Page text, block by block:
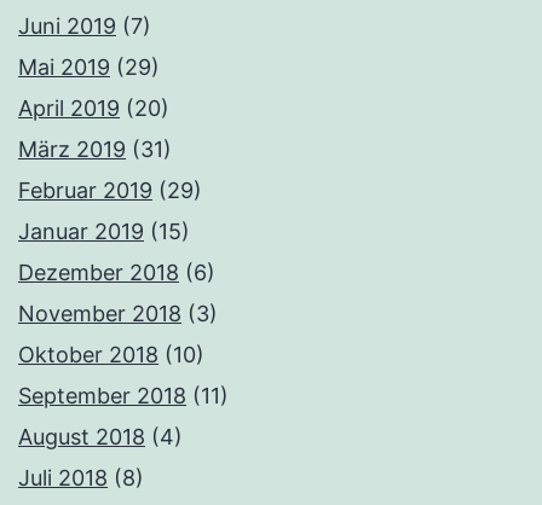
Juni 2019 (7)
Mai 2019 (29)
April 2019 (20)
März 2019 (31)
Februar 2019 (29)
Januar 2019 (15)
Dezember 2018 (6)
November 2018 (3)
Oktober 2018 (10)
September 2018 (11)
August 2018 (4)
Juli 2018 (8)